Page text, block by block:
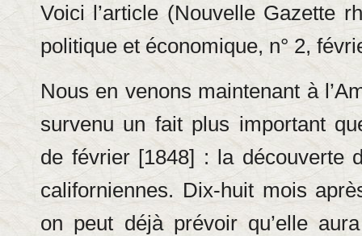
Voici l’article (Nouvelle Gazette
politique et économique, n° 2,
Nous en venons maintenant à
survenu un fait plus important
de février [1848] : la découverte
californiennes. Dix-huit mois
on peut déjà prévoir qu’elle